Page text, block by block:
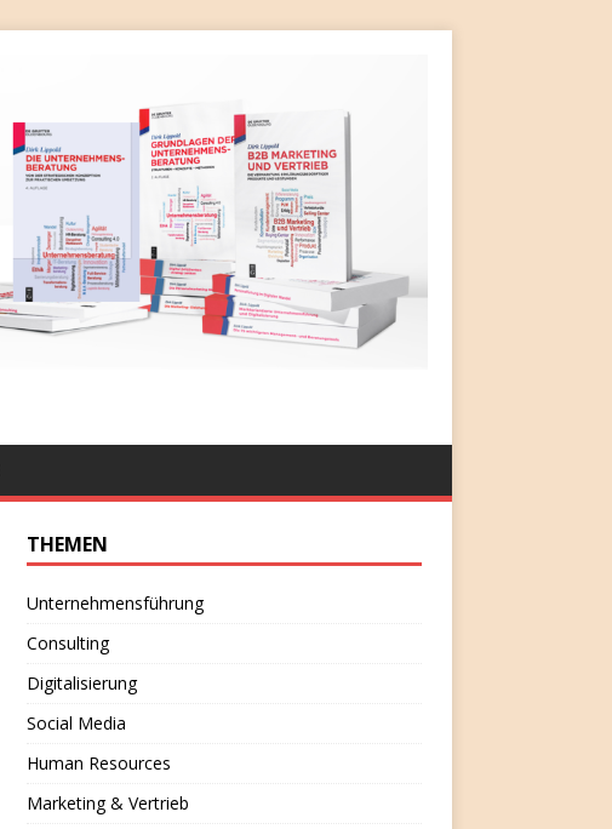
THEMEN
Unternehmensführung
Consulting
Digitalisierung
Social Media
Human Resources
Marketing & Vertrieb